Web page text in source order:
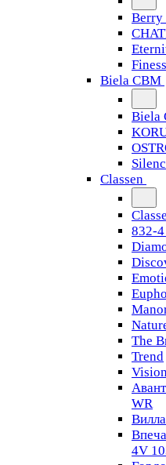
Berry
Biela CBM
Biela
Classen
832-
The
Trend
WR
4V